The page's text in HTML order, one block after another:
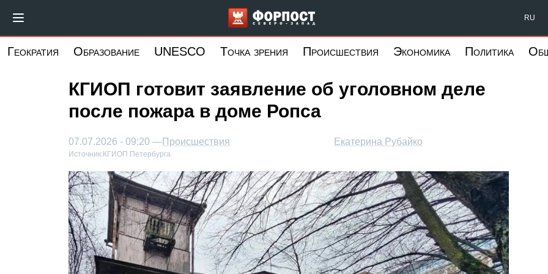
основному
Форпост Северо-Запад RU
Геократия Образование UNESCO Точка зрения Происшествия Экономика Политика
КГИОП готовит заявление об уголовном деле
после пожара в доме Ропса
Екатерина Рубайко
07.07.2026 - 09:20 —Происшествия
Источник: КГИОП Петербурга